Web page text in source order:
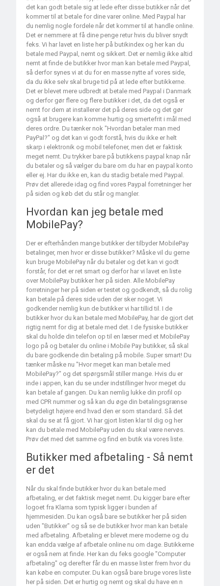
det kan godt betale sig at lede efter disse butikker når det
kommer til at betale for dine varer online. Med Paypal har
du nemlig nogle fordele når det kommer til at handle online.
Det er nemmere at få dine penge retur hvis du bliver snydt
feks. Vi har lavet en liste her på butikindex og her kan du
betale med Paypal, nemt og sikkert. Det er nemlig ikke altid
nemt at finde de butikker hvor man kan betale med Paypal,
så derfor synes vi at du for en masse nytte af vores side,
da du ikke selv skal bruge tid på at lede efter butikkerne.
Det er blevet mere udbredt at betale med Paypal i Danmark
og derfor gør flere og flere butikker i det, da det også er
nemt for dem at installerer det på deres side og det gør
også at brugere kan komme hurtig og smertefrit i mål med
deres ordre. Du tænker nok "Hvordan betaler man med
PayPal?" og det kan vi godt forstå, hvis du ikke er helt
skarp i elektronik og mobil telefoner, men det er faktisk
meget nemt. Du trykker bare på butikkens paypal knap når
du betaler og så vælger du bare om du har en paypal konto
eller ej. Har du ikke en, kan du stadig betale med Paypal.
Prøv det allerede idag og find vores Paypal forretninger her
på siden og køb det du står og mangler.
Hvordan kan jeg betale med
MobilePay?
Der er efterhånden mange butikker der tilbyder MobilePay
betalinger, men hvor er disse butikker? Måske vil du gerne
kun bruge MobilePay når du betaler og det kan vi godt
forstår, for det er ret smart og derfor har vi lavet en liste
over MobilePay butikker her på siden. Alle MobilePay
forretninger her på siden er testet og godkendt, så du rolig
kan betale på deres side uden der sker noget. Vi
godkender nemlig kun de butikker vi har tillid til. I de
butikker hvor du kan betale med MobilePay, har de gjort det
rigtig nemt for dig at betale med det. I de fysiske butikker
skal du holde din telefon op til en læser med et MobilePay
logo på og betaler du online i Mobile Pay butikker, så skal
du bare godkende din betaling på mobile. Super smart! Du
tænker måske nu "Hvor meget kan man betale med
MobilePay?" og det spørgsmål stiller mange. Hvis du er
inde i appen, kan du se under indstillinger hvor meget du
kan betale af gangen. Du kan nemlig lukke din profil op
med CPR nummer og så kan du øge din betalingsgrænse
betydeligt højere end hvad den er som standard. Så det
skal du se at få gjort. Vi har gjort listen klar til dig og her
kan du betale med MobilePay uden du skal være nervøs.
Prøv det med det samme og find en butik via vores liste.
Butikker med afbetaling - Så nemt
er det
Når du skal finde butikker hvor du kan betale med
afbetaling, er det faktisk meget nemt. Du kigger bare efter
logoet fra Klarna som typisk ligger i bunden af
hjemmesiden. Du kan også bare se butikker her på siden
uden "Butikker" og så se de butikker hvor man kan betale
med afbetaling. Afbetaling er blevet mere moderne og du
kan endda vælge af afbetale online nu om dage. Butikkerne
er også nem at finde. Her kan du feks google "Computer
afbetaling" og derefter får du en masse lister frem hvor du
kan købe en computer. Du kan også bare bruge vores liste
her på siden. Det er hurtig og nemt og skal du have en n